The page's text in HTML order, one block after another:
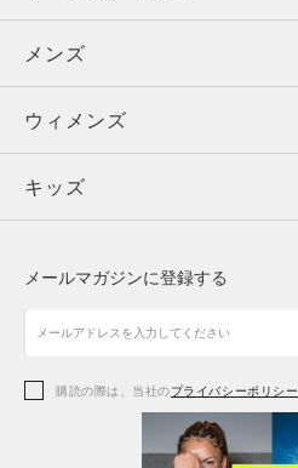
メンズ
ウィメンズ
キッズ
アクセサリー
メンズ
トップス
ボトムス
アクセサリー
ウィメンズ
トップス
シューズ
アクセサリー
キッズ
シューズ
メールマガジンに登録する
購読の際は、当社のプライバシーポリシー